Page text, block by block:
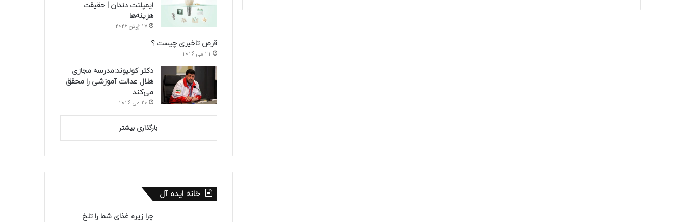
ایمپلنت دندان | حقیقت
هزینه‌ها
17 ژوئن 2026
قرص تاخیری چیست ؟
21 می 2026
دکتر کولیوند:مدرسه مجازی
هلال عدالت آموزشی را محقق
می‌کند
20 می 2026
بارگذاری بیشتر
خانه ایده آل
چرا زیره غذای شما را تلخ